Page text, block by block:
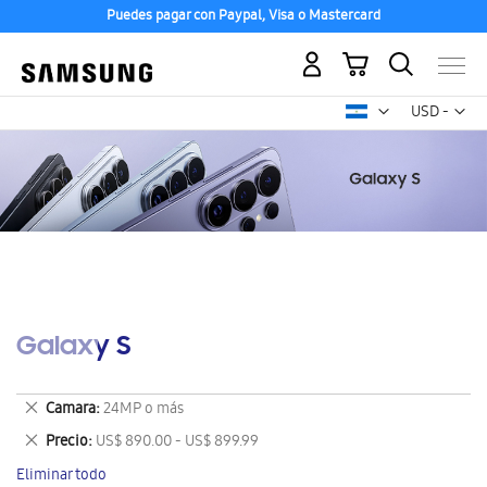
Puedes pagar con Paypal, Visa o Mastercard
USD -
dólar
Mi carrito
Galaxy S
Camara 24MP o más
Eliminar
este
artículo
Precio US$ 890.00 - US$ 899.99
Eliminar
este
Eliminar todo